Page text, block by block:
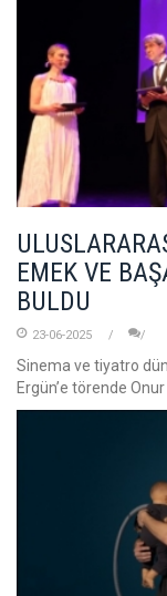
EMEK VE
BULDU
23-06-2025
Sinema ve tiyatro
Ergün’e törende